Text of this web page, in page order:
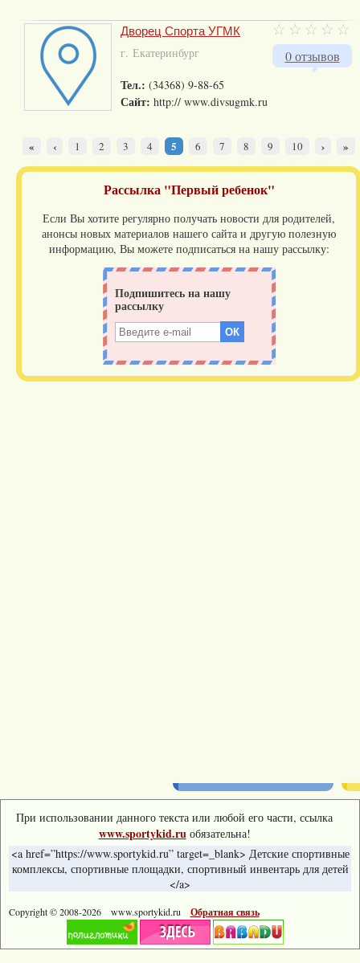
0 отзывов
Дворец Спорта УГМК
г. Екатеринбург
Тел.: (34368) 9-88-65
Сайт: http:// www.divsugmk.ru
« ‹ 1 2 3 4 5 6 7 8 9 10 › »
Рассылка "Первый ребенок"
Если Вы хотите регулярно получать новости для родителей,
анонсы новых материалов нашего сайта и другую полезную
информацию, Вы можете подписаться на нашу рассылку:
При использовании данного текста или любой его части, ссылка
www.sportykid.ruобязательна!
<a href=”https://www.sportykid.ru” target=_blank> Детские спортивные
комплексы, спортивные площадки, спортивный инвентарь для детей
</a>
Copyright © 2008-2026 www.sportykid.ru Обратная связь